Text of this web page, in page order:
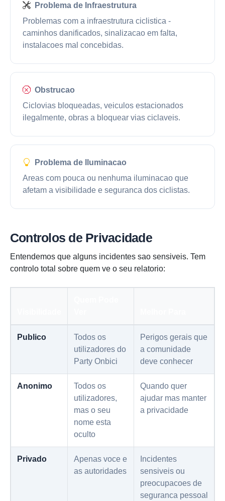
Problema de Infraestrutura
Problemas com a infraestrutura ciclistica -
caminhos danificados, sinalizacao em falta,
instalacoes mal concebidas.
Obstrucao
Ciclovias bloqueadas, veiculos estacionados
ilegalmente, obras a bloquear vias ciclaveis.
Problema de Iluminacao
Areas com pouca ou nenhuma iluminacao que
afetam a visibilidade e seguranca dos ciclistas.
Controlos de Privacidade
Entendemos que alguns incidentes sao sensiveis. Tem
controlo total sobre quem ve o seu relatorio:
Publico
Todos os
utilizadores do
Party Onbici
Perigos gerais que
a comunidade
deve conhecer
Anonimo
Todos os
utilizadores,
mas o seu
nome esta
oculto
Quando quer
ajudar mas manter
a privacidade
Privado
Apenas voce e
as autoridades
Incidentes
sensiveis ou
preocupacoes de
seguranca pessoal